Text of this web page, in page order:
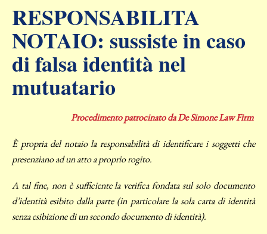
RESPONSABILITA
NOTAIO: sussiste in caso
di falsa identità nel
mutuatario
Procedimento patrocinato da De Simone Law Firm
È propria del notaio la responsabilità di identificare i soggetti che
presenziano ad un atto a proprio rogito.
A tal fine, non è sufficiente la verifica fondata sul solo documento
d’identità esibito dalla parte (in particolare la sola carta di identità
senza esibizione di un secondo documento di identità).